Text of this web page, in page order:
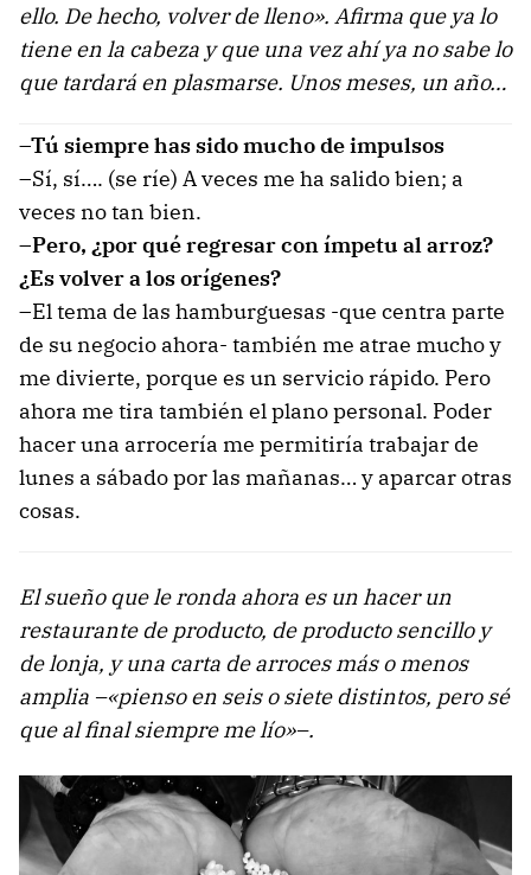
ello. De hecho, volver de lleno». Afirma que ya lo
tiene en la cabeza y que una vez ahí ya no sabe lo
que tardará en plasmarse. Unos meses, un año…
–Tú siempre has sido mucho de impulsos
–Sí, sí…. (se ríe) A veces me ha salido bien; a
veces no tan bien.
–Pero, ¿por qué regresar con ímpetu al arroz?
¿Es volver a los orígenes?
–El tema de las hamburguesas -que centra parte
de su negocio ahora- también me atrae mucho y
me divierte, porque es un servicio rápido. Pero
ahora me tira también el plano personal. Poder
hacer una arrocería me permitiría trabajar de
lunes a sábado por las mañanas… y aparcar otras
cosas.
El sueño que le ronda ahora es un hacer un
restaurante de producto, de producto sencillo y
de lonja, y una carta de arroces más o menos
amplia –«pienso en seis o siete distintos, pero sé
que al final siempre me lío»–.